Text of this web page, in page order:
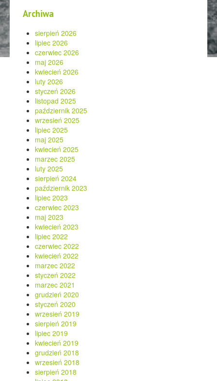
Archiwa
sierpień 2026
lipiec 2026
czerwiec 2026
maj 2026
kwiecień 2026
luty 2026
styczeń 2026
listopad 2025
październik 2025
wrzesień 2025
lipiec 2025
maj 2025
kwiecień 2025
marzec 2025
luty 2025
sierpień 2024
październik 2023
lipiec 2023
czerwiec 2023
maj 2023
kwiecień 2023
lipiec 2022
czerwiec 2022
kwiecień 2022
marzec 2022
styczeń 2022
marzec 2021
grudzień 2020
styczeń 2020
wrzesień 2019
sierpień 2019
lipiec 2019
kwiecień 2019
grudzień 2018
wrzesień 2018
sierpień 2018